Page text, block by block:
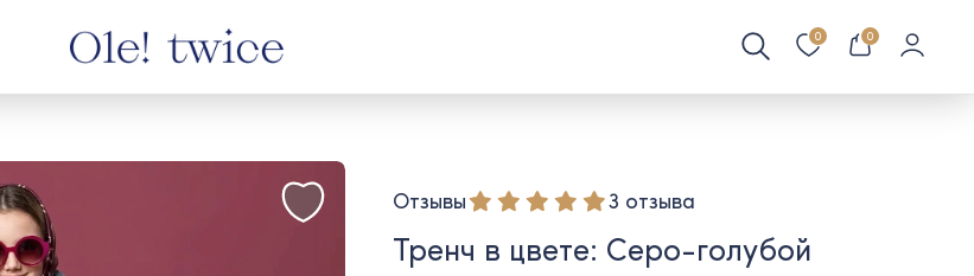
0 0
Отзывы 3 отзыва
Тренч в цвете: Серо-голубой